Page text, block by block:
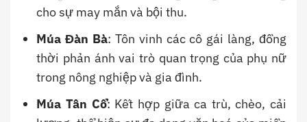
cho sự may mắn và bội thu.
Múa Đàn Bà: Tôn vinh các cô gái làng, đồng
thời phản ánh vai trò quan trọng của phụ nữ
trong nông nghiệp và gia đình.
Múa Tân Cổ: Kết hợp giữa ca trù, chèo, cải